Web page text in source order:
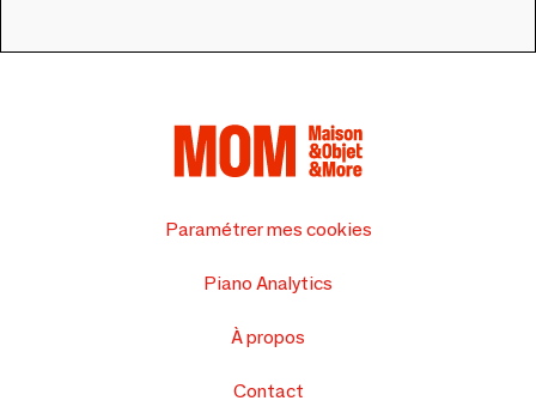
Paramétrer mes cookies
Piano Analytics
À propos
Contact